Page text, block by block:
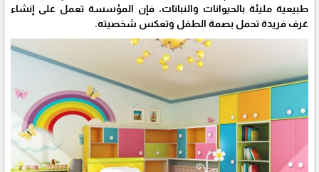
طبيعية مليئة بالحيوانات والنباتات، فإن المؤسسة تعمل على إنشاء
غرف فريدة تحمل بصمة الطفل وتعكس شخصيته.